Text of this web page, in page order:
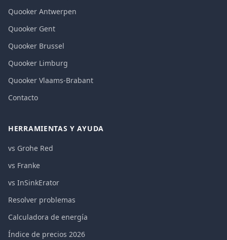
Quooker Antwerpen
Quooker Gent
Quooker Brussel
Quooker Limburg
Quooker Vlaams-Brabant
Contacto
HERRAMIENTAS Y AYUDA
vs Grohe Red
vs Franke
vs InSinkErator
Resolver problemas
Calculadora de energía
Índice de precios 2026